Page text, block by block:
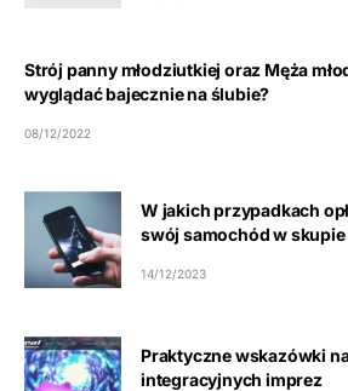
Strój panny młodziutkiej oraz Męża
wyglądać bajecznie na ślubie?
08/12/2022
W jakich przypadkach
swój samochód w skupie
14/12/2023
Praktyczne wskazówki
integracyjnych imprez